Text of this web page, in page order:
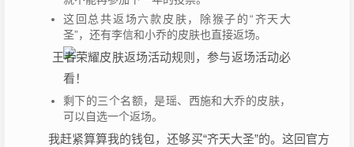
这回总共返场六款皮肤，除猴子的“齐天大
圣”，还有李信和小乔的皮肤也直接返场。
剩下的三个名额，是瑶、西施和大乔的皮肤，
可以自选一个返场。
我赶紧算算我的钱包，还够买“齐天大圣”的。这回官方